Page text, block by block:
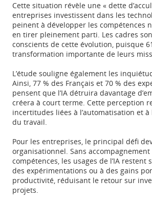
Cette situation révèle une « dette
entreprises investissent dans les
peinent à développer les compétences
en tirer pleinement parti. Les cadres
conscients de cette évolution, puisque
transformation importante de leurs
L’étude souligne également les
Ainsi, 77 % des Français et 70 % des
pensent que l’IA détruira davantage
créera à court terme. Cette perception
incertitudes liées à l’automatisation et
du travail.
Pour les entreprises, le principal défi
organisationnel. Sans
compétences, les usages de l’IA restent
des expérimentations ou à des gains
productivité, réduisant le retour sur
projets.